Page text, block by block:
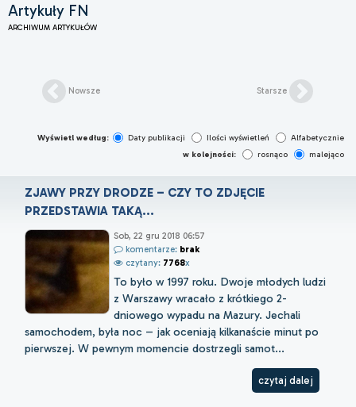
Artykuły FN
ARCHIWUM ARTYKUŁÓW
Nowsze Starsze
Wyświetl według: Daty publikacji Ilości wyświetleń
Alfabetycznie
w kolejności:
rosnąco malejąco
ZJAWY PRZY DRODZE – CZY TO ZDJĘCIE
PRZEDSTAWIA TAKĄ...
Sob, 22 gru 2018 06:57
komentarze: brak
czytany: 7768x
To było w 1997 roku. Dwoje młodych ludzi
z Warszawy wracało z krótkiego 2-
dniowego wypadu na Mazury. Jechali
samochodem, była noc – jak oceniają kilkanaście minut po
pierwszej. W pewnym momencie dostrzegli samot...
czytaj dalej